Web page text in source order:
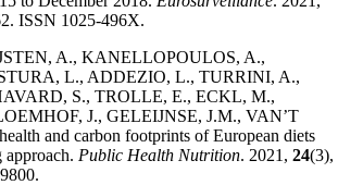
ISSN 1025-496X.
A., KANELLOPOULOS, A.,
L., ADDEZIO, L., TURRINI, A.,
S., TROLLE, E., ECKL, M.,
J., GELEIJNSE, J.M., VAN’T
and carbon footprints of European diets
approach. Public Health Nutrition. 2021, 24(3),